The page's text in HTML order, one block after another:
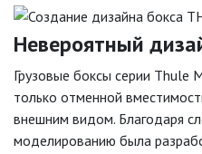
Невероятный
Грузовые боксы серии Thule
только отменной
внешним видом. Благодаря
моделированию была